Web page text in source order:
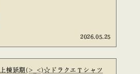
2026.05.25
上棟延期(>_<)☆ドラクエＴシャツ